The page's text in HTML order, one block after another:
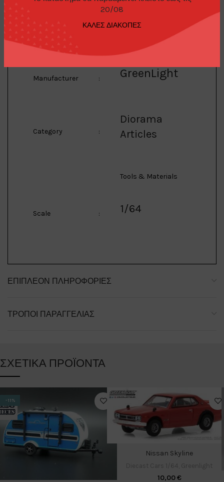
20/08
ΚΑΛΕΣ ΔΙΑΚΟΠΕΣ
:
Shop, *Automotive
Double Scissor Lifts
Series 1*
Manufacturer : GreenLight
Category :
Diorama
Articles
Tools & Materials
Scale : 1/64
ΕΠΙΠΛΈΟΝ ΠΛΗΡΟΦΟΡΊΕΣ
ΤΡΌΠΟΙ ΠΑΡΑΓΓΕΛΊΑΣ
ΣΧΕΤΙΚΆ ΠΡΟΪΌΝΤΑ
-11%
Nissan Skyline
10,00€